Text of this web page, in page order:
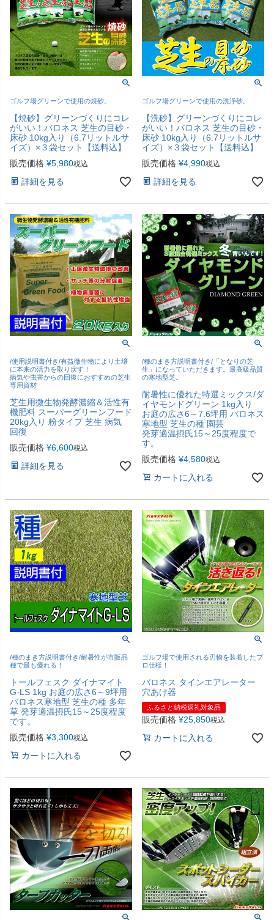
ゴルフ場グリーンで使用の焼砂。
【焼砂】グリーンづくりにコレ
がいい！バロネス 芝生の目砂・
床砂 10kg入り（6.7リットルサ
イズ）×３袋セット【送料込】
販売価格 ¥5,980税込
詳細を見る
ゴルフ場グリーンで使用の洗浄砂。
【洗砂】グリーンづくりにコレ
がいい！バロネス 芝生の目砂・
床砂 10kg入り（6.7リットルサ
イズ）×３袋セット【送料込】
販売価格 ¥4,990税込
詳細を見る
/使用説明書付き/有益微生物により土壌
に本来の活力を取り戻す！
病気や虫害からの回復におすすめの芝生
専用資材
芝生用微生物発酵濃縮＆活性有
機肥料 スーパーグリーンフード
20kg入り 粉タイプ 芝生 病気
回復
販売価格 ¥6,600税込
詳細を見る
/種のまき方説明書付き/「となりの芝
生」になっていただきます。最高級品質
の寒地型芝。
耐暑性に優れた特選ミックス/ダ
イヤモンドグリーン 1kg入り
お庭の広さ6～7.6坪用 バロネス
寒地型 芝生の種 園芸
発芽適温摂氏15～25度程度で
す。
販売価格 ¥4,580税込
カートに入れる
/種のまき方説明書付き/耐暑性が市販品
種で最も優れる！
トールフェスク ダイナマイト
G-LS 1kg お庭の広さ6～9坪用
バロネス寒地型 芝生の種 多年
草 発芽適温摂氏15～25度程度
です。
販売価格 ¥3,300税込
カートに入れる
ゴルフ場で使用される刃物を装着したプ
ロ仕様！
バロネス タインエアレーター
穴あけ器
ふるさと納税返礼対象品
販売価格 ¥25,850税込
カートに入れる